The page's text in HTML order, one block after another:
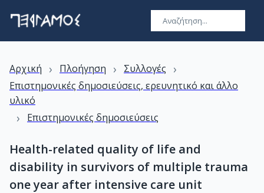
Αρχική › Πλοήγηση › Συλλογές ›
Επιστημονικές δημοσιεύσεις, ερευνητικό και άλλο
υλικό
› Επιστημονικές δημοσιεύσεις
Health-related quality of life and
disability in survivors of multiple trauma
one year after intensive care unit